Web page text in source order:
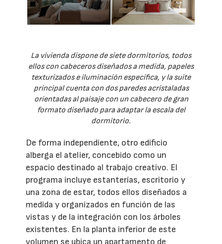
La vivienda dispone de siete dormitorios, todos
ellos con cabeceros diseñados a medida, papeles
texturizados e iluminación específica, y la suite
principal cuenta con dos paredes acristaladas
orientadas al paisaje con un cabecero de gran
formato diseñado para adaptar la escala del
dormitorio.
De forma independiente, otro edificio
alberga el atelier, concebido como un
espacio destinado al trabajo creativo. El
programa incluye estanterías, escritorio y
una zona de estar, todos ellos diseñados a
medida y organizados en función de las
vistas y de la integración con los árboles
existentes. En la planta inferior de este
volumen se ubica un apartamento de